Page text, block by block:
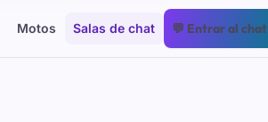
Motos Salas de chat 💬 Entrar al chat